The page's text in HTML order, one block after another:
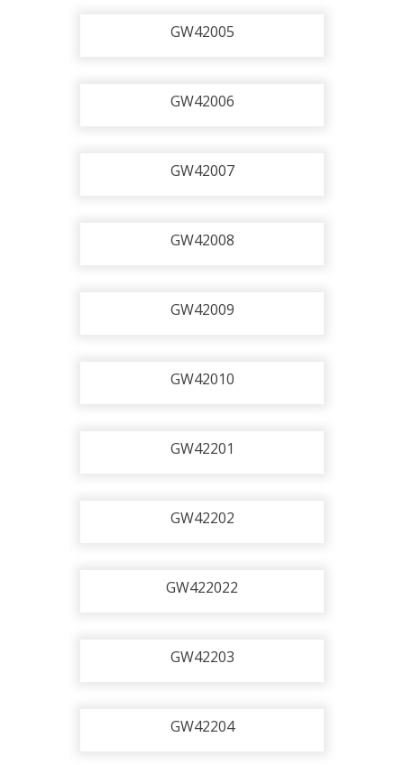
GW42005
GW42006
GW42007
GW42008
GW42009
GW42010
GW42201
GW42202
GW422022
GW42203
GW42204